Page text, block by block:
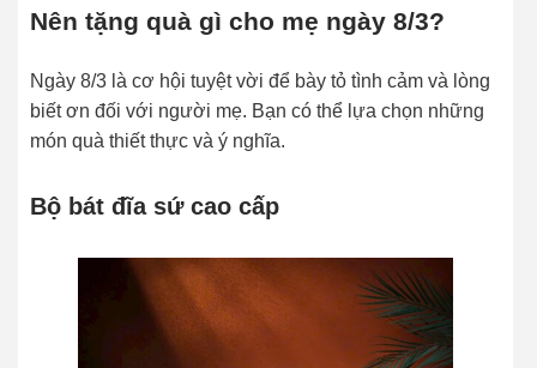
Nên tặng quà gì cho mẹ ngày 8/3?
Ngày 8/3 là cơ hội tuyệt vời để bày tỏ tình cảm và lòng
biết ơn đối với người mẹ. Bạn có thể lựa chọn những
món quà thiết thực và ý nghĩa.
Bộ bát đĩa sứ cao cấp